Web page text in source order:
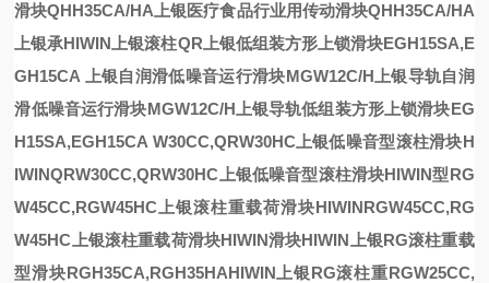
滑块QHH35CA/HA上银医疗食品行业用传动滑块QHH35CA/HA
上银承HIWIN上银滚柱QR 上银低组装方形上锁滑块EGH15SA,E
GH15CA
上银自润滑低噪音运行滑块MGW12C/H上银导轨自润
滑低噪音运行滑块MGW12C/H上银导轨低组装方形上锁滑块EG
H15SA,EGH15CA W30CC,QRW30HC上银低噪音型滚柱滑块H
IWINQRW30CC,QRW30HC上银低噪音型滚柱滑块HIWIN型RG
W45CC,RGW45HC上银滚柱重载荷滑块HIWINRGW45CC,RG
W45HC上银滚柱重载荷滑块HIWIN滑块HIWIN上银RG滚柱重载
型滑块RGH35CA,RGH35HAHIWIN上银RG滚柱重RGW25CC,